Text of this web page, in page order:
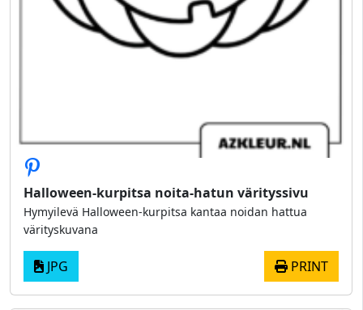
Halloween-kurpitsa noita-hatun värityssivu
Hymyilevä Halloween-kurpitsa kantaa noidan hattua
värityskuvana
JPG PRINT